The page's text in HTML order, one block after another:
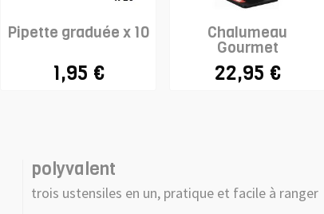
Pipette graduée x 10
1,95 €
Chalumeau
Gourmet
22,95 €
polyvalent
trois ustensiles en un, pratique et facile à ranger